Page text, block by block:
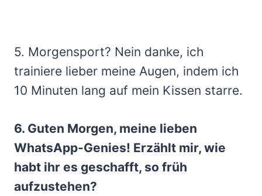
5. Morgensport? Nein danke, ich
trainiere lieber meine Augen, indem ich
10 Minuten lang auf mein Kissen starre.
6. Guten Morgen, meine lieben
WhatsApp-Genies! Erzählt mir, wie
habt ihr es geschafft, so früh
aufzustehen?